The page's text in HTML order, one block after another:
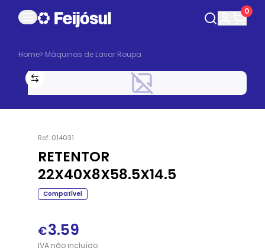
0
Home> Máquinas de Lavar Roupa
Ref. 014031
RETENTOR
22X40X8X58.5X14.5
Compatível
€3.59
IVAnãoincluído